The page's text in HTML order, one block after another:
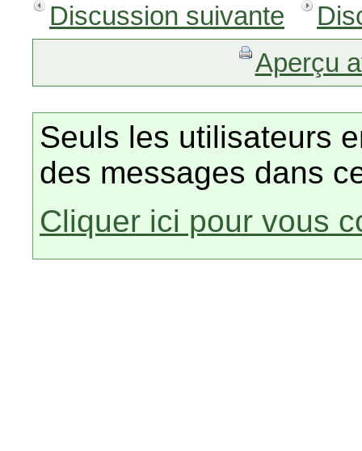
Discussion suivante
Aperçu
Seuls les utilisateurs
des messages dans
Cliquer ici pour vous